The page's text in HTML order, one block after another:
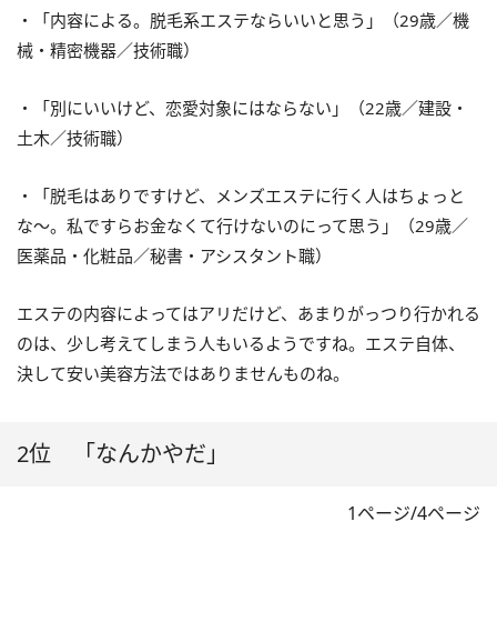
・「内容による。脱毛系エステならいいと思う」（29歳／機
械・精密機器／技術職）
・「別にいいけど、恋愛対象にはならない」（22歳／建設・
土木／技術職）
・「脱毛はありですけど、メンズエステに行く人はちょっと
な～。私ですらお金なくて行けないのにって思う」（29歳／
医薬品・化粧品／秘書・アシスタント職）
エステの内容によってはアリだけど、あまりがっつり行かれる
のは、少し考えてしまう人もいるようですね。エステ自体、
決して安い美容方法ではありませんものね。
2位 「なんかやだ」
1ページ/4ページ